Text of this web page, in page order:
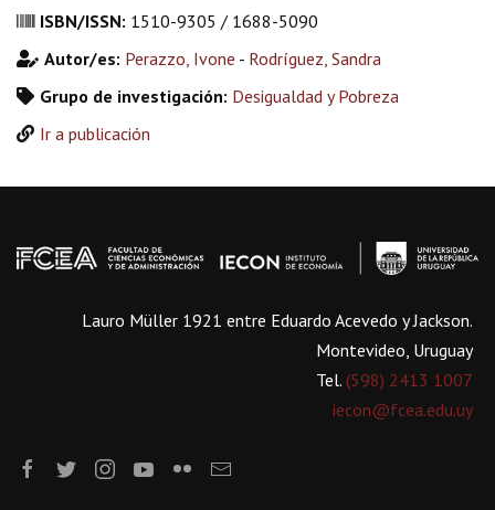
ISBN/ISSN: 1510-9305 / 1688-5090
Autor/es: Perazzo, Ivone - Rodríguez, Sandra
Grupo de investigación: Desigualdad y Pobreza
Ir a publicación
Lauro Müller 1921 entre Eduardo Acevedo y Jackson.
Montevideo, Uruguay
Tel. (598) 2413 1007
iecon@fcea.edu.uy